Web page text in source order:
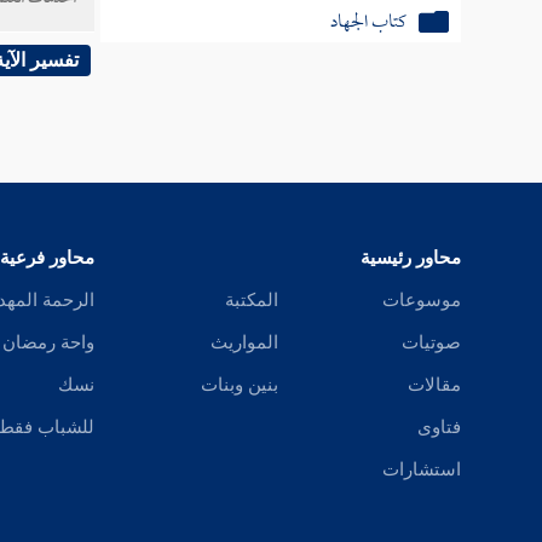
كتاب الجهاد
أحدها
كشف .
وينبني
وهو
تفسير
محاور رئيسية
موسوعات
صوتيات
مقالات
فتاوى
استشارات
المكتبة
المواريث
بنين وبنات
محاور فرعية
الرحمة
واحة رمضان
نسك
للشباب فقط